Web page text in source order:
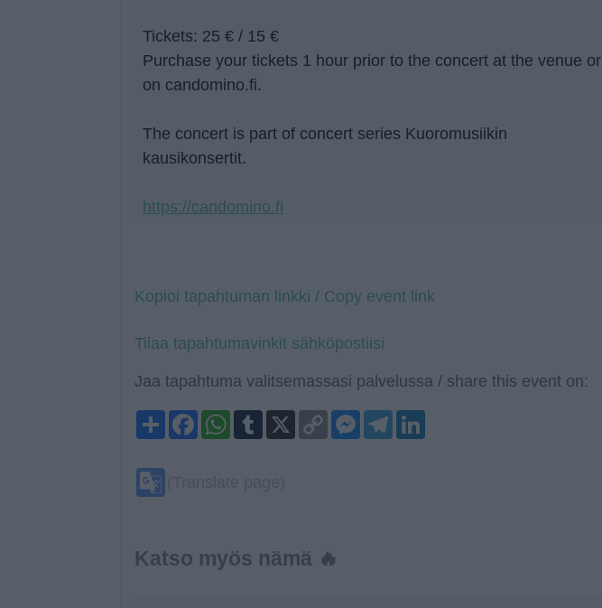
Tickets: 25 € / 15 €
Purchase your tickets 1 hour prior to the concert at the venue or
on candomino.fi.
The concert is part of concert series Kuoromusiikin
kausikonsertit.
https://candomino.fi
Kopioi tapahtuman linkki / Copy event link
Tilaa tapahtumavinkit sähköpostiisi
Jaa tapahtuma valitsemassasi palvelussa / share this event on:
ShareFacebookWhatsApp
Tumblr
X
Copy
Link
Messenger
Telegram
Katso myös nämä 🔥